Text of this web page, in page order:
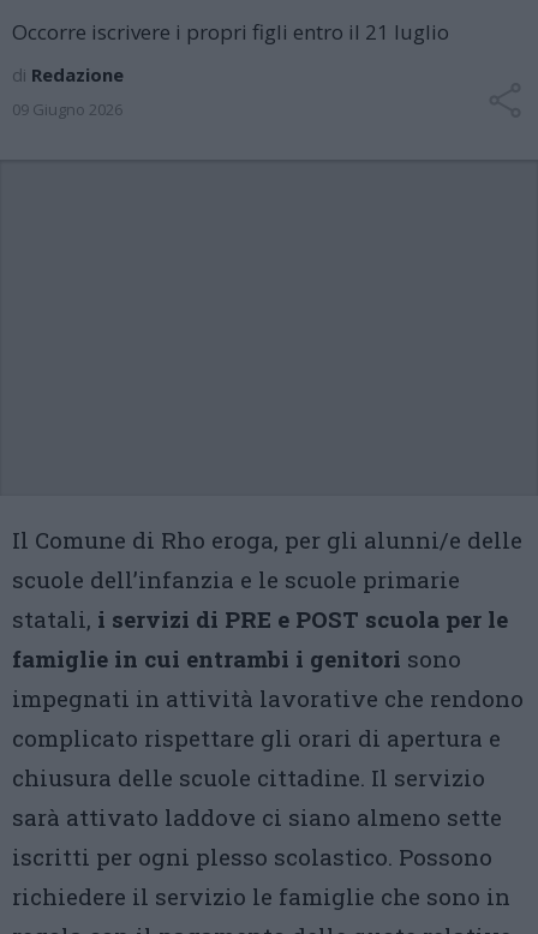
Occorre iscrivere i propri figli entro il 21 luglio
di Redazione
09 Giugno 2026
Il Comune di Rho eroga, per gli alunni/e delle
scuole dell’infanzia e le scuole primarie
statali, i servizi di PRE e POST scuola per le
famiglie in cui entrambi i genitori sono
impegnati in attività lavorative che rendono
complicato rispettare gli orari di apertura e
chiusura delle scuole cittadine. Il servizio
sarà attivato laddove ci siano almeno sette
iscritti per ogni plesso scolastico. Possono
richiedere il servizio le famiglie che sono in